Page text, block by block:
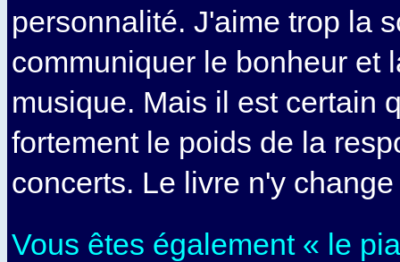
personnalité. J'aime trop la
communiquer le bonheur et
musique. Mais il est certain
fortement le poids de la
concerts. Le livre n'y
Vous êtes également « le